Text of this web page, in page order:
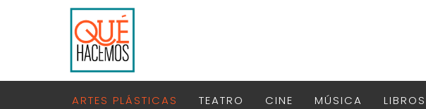
ARTES PLÁSTICAS TEATRO CINE MÚSICA LIBROS